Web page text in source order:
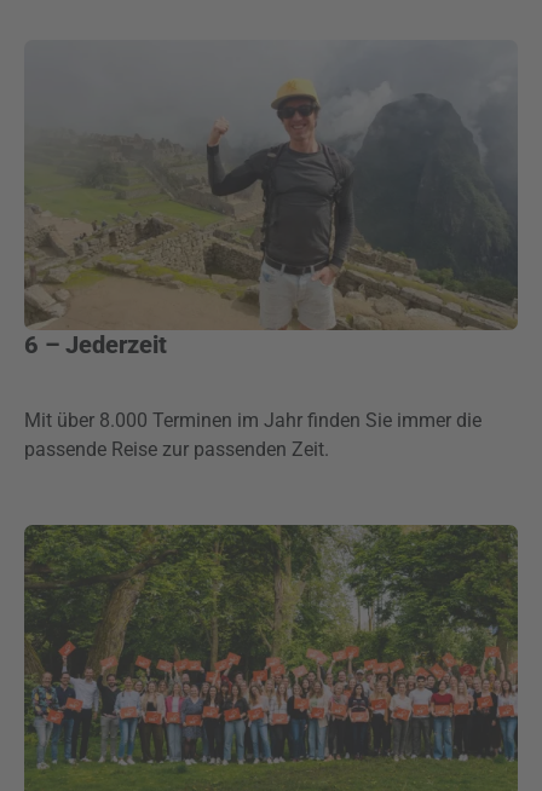
6 – Jederzeit
Mit über 8.000 Terminen im Jahr finden Sie immer die
passende Reise zur passenden Zeit.